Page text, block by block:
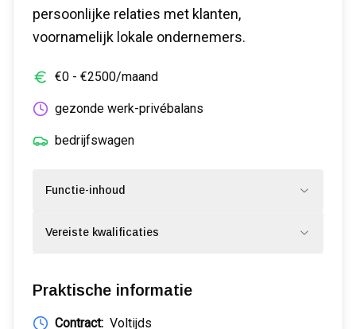
persoonlijke relaties met klanten,
voornamelijk lokale ondernemers.
€0 - €2500/maand
gezonde werk-privébalans
bedrijfswagen
Functie-inhoud
Vereiste kwalificaties
Praktische informatie
Contract: Voltijds